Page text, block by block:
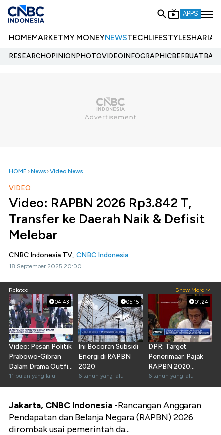
APPS
HOMEMARKETMY MONEYNEWSTECHLIFESTYLESHARIA
RESEARCHOPINIONPHOTOVIDEOINFOGRAPHIC
HOME News Video News
VIDEO
Video: RAPBN 2026 Rp3.842 T,
Transfer ke Daerah Naik & Defisit
Melebar
CNBC Indonesia TV, CNBC Indonesia
18 September 2025 20:00
Related Show More
04:43
Video: Pesan Politik
Prabowo-Gibran
Dalam Drama Outfit
Sidang Tahunan
11 bulan yang lalu
05:15
Ini Bocoran Subsidi
Energi di RAPBN
2020
6 tahun yang lalu
01:24
DPR: Target
Penerimaan Pajak
RAPBN 2020
Terlalu Kecil
6 tahun yang lalu
Jakarta, CNBC Indonesia -Rancangan Anggaran
Pendapatan dan Belanja Negara (RAPBN) 2026
dirombak usai pemerintah da...